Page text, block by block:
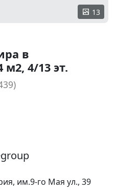
13
в
м2, 4/13 эт.
им.9-го Мая ул., 39